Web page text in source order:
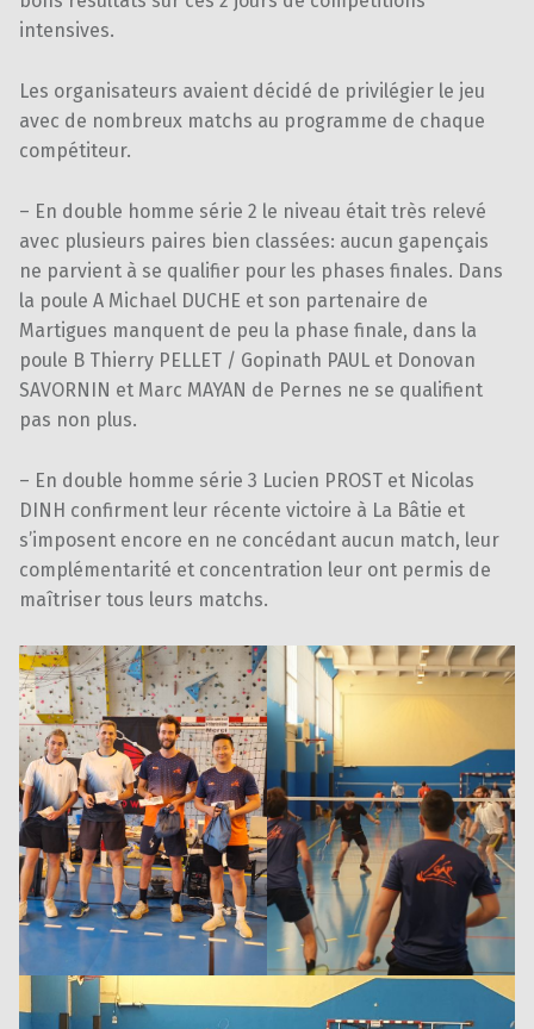
intensives.
Les organisateurs avaient décidé de privilégier le jeu
avec de nombreux matchs au programme de chaque
compétiteur.
– En double homme série 2 le niveau était très relevé
avec plusieurs paires bien classées: aucun gapençais
ne parvient à se qualifier pour les phases finales. Dans
la poule A Michael DUCHE et son partenaire de
Martigues manquent de peu la phase finale, dans la
poule B Thierry PELLET / Gopinath PAUL et Donovan
SAVORNIN et Marc MAYAN de Pernes ne se qualifient
pas non plus.
– En double homme série 3 Lucien PROST et Nicolas
DINH confirment leur récente victoire à La Bâtie et
s’imposent encore en ne concédant aucun match, leur
complémentarité et concentration leur ont permis de
maîtriser tous leurs matchs.